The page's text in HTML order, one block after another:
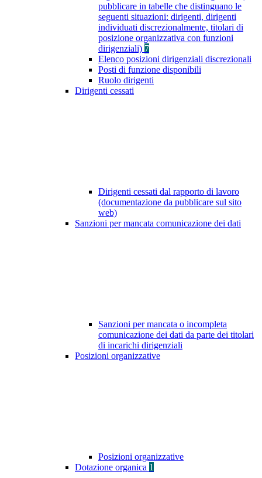
pubblicare in tabelle che distinguano le
seguenti situazioni: dirigenti, dirigenti
individuati discrezionalmente, titolari di
posizione organizzativa con funzioni
dirigenziali) 7
Elenco posizioni dirigenziali discrezionali
Posti di funzione disponibili
Ruolo dirigenti
Dirigenti cessati
Dirigenti cessati dal rapporto di lavoro
(documentazione da pubblicare sul sito
web)
Sanzioni per mancata comunicazione dei dati
Sanzioni per mancata o incompleta
comunicazione dei dati da parte dei titolari
di incarichi dirigenziali
Posizioni organizzative
Posizioni organizzative
Dotazione organica 1